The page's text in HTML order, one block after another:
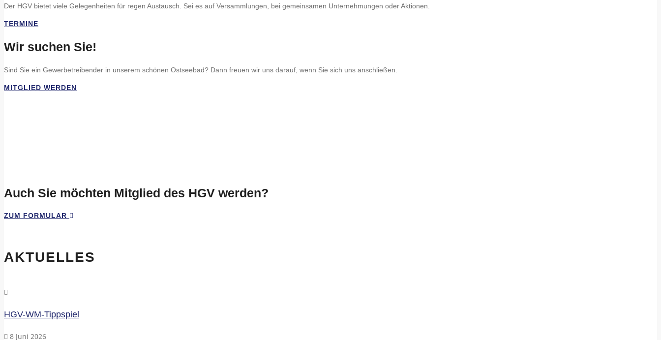
Der HGV bietet viele Gelegenheiten für regen Austausch. Sei es auf Versammlungen, bei gemeinsamen Unternehmungen oder Aktionen.
TERMINE
Wir suchen Sie!
Sind Sie ein Gewerbetreibender in unserem schönen Ostseebad? Dann freuen wir uns darauf, wenn Sie sich uns anschließen.
MITGLIED WERDEN
Auch Sie möchten Mitglied des HGV werden?
ZUM FORMULAR
AKTUELLES
HGV-WM-Tippspiel
8 Juni 2026